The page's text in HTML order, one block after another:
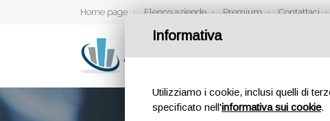
Home page Elenco aziende Premium Contattaci
Informativa
Utilizziamo i cookie, inclusi quelli di
specificato nell'informativa sui cookie.